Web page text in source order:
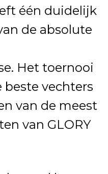
één duidelijk
de absolute
Het toernooi
beste vechters
van de meest
van GLORY